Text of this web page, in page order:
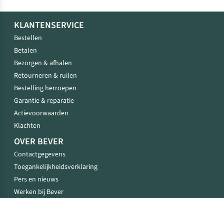
KLANTENSERVICE
Bestellen
Betalen
Bezorgen & afhalen
Retourneren & ruilen
Bestelling herroepen
Garantie & reparatie
Actievoorwaarden
Klachten
OVER BEVER
Contactgegevens
Toegankelijkheidsverklaring
Pers en nieuws
Werken bij Bever